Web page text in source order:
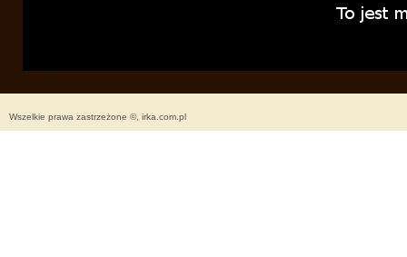
Wszelkie prawa zastrzeżone ©, irka.com.pl